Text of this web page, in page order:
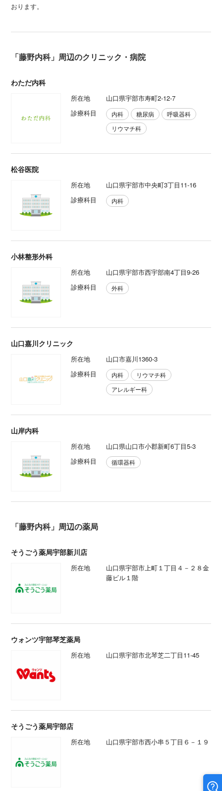
おります。
「藤野内科」周辺のクリニック・病院
わただ内科
所在地
山口県宇部市寿町2-12-7
診療科目
内科 糖尿病
呼吸器科
リウマチ科
松谷医院
所在地
山口県宇部市中央町3丁目11-16
診療科目
内科
小林整形外科
所在地
山口県宇部市西宇部南4丁目9-26
診療科目
外科
山口嘉川クリニック
所在地
山口市嘉川1360‐3
診療科目
内科
リウマチ科
アレルギー科
山岸内科
所在地
山口県山口市小郡新町6丁目5-3
診療科目
循環器科
「藤野内科」周辺の薬局
そうごう薬局宇部新川店
所在地
山口県宇部市上町１丁目４－２８金
藤ビル１階
ウォンツ宇部琴芝薬局
所在地 山口県宇部市北琴芝二丁目11-45
そうごう薬局宇部店
所在地 山口県宇部市西小串５丁目６－１９